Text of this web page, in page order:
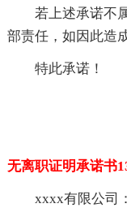
若上述承诺不
部责任，如因此造
特此承诺！
无离职证明承诺书
xxxx有限公司：